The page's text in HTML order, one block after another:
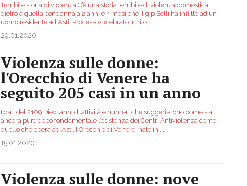
Terribile storia di violenza C’è una storia terribile di violenza domestica
dietro a quella condanna a 2 anni e 4 mesi che il gip Belli ha inflitto ad un
uomo residente ad Asti. Processo celebrato in rito
29.01.2020
Violenza sulle donne:
l'Orecchio di Venere ha
seguito 205 casi in un anno
I dati del 2109 Dieci anni di attività e numeri che suggeriscono come sia
ancora purtroppo fondamentale l’esistenza dei Centri Antiviolenza come
quello che opera ad Asti, l’Orecchio di Venere, nato in
15.01.2020
Violenza sulle donne: nove